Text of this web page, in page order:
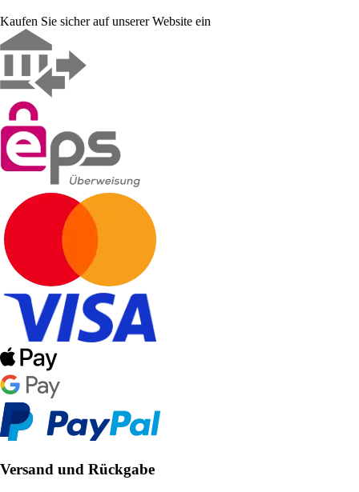
Kaufen Sie sicher auf unserer Website ein
Versand und Rückgabe